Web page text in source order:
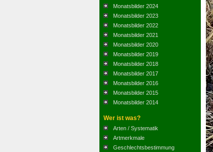
Monatsbilder 2024
Monatsbilder 2023
Monatsbilder 2022
Monatsbilder 2021
Monatsbilder 2020
Monatsbilder 2019
Monatsbilder 2018
Monatsbilder 2017
Monatsbilder 2016
Monatsbilder 2015
Monatsbilder 2014
Wer ist was?
Arten / Systematik
Artmerkmale
Geschlechtsbestimmung